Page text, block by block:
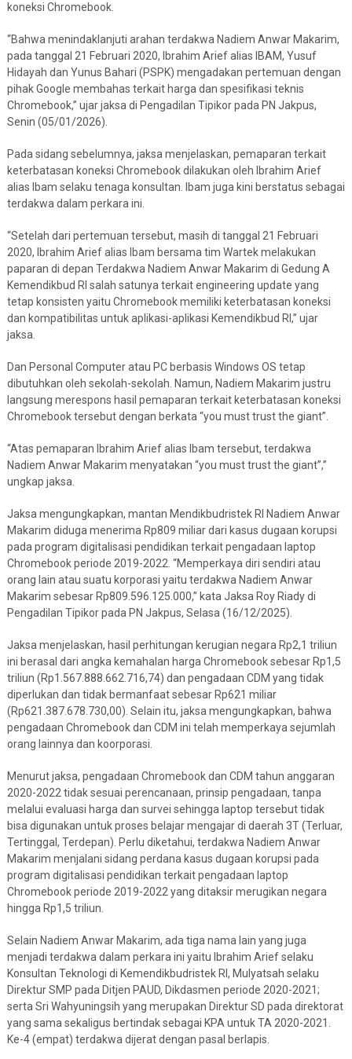
koneksi Chromebook.
“Bahwa menindaklanjuti arahan terdakwa Nadiem Anwar Makarim,
pada tanggal 21 Februari 2020, Ibrahim Arief alias IBAM, Yusuf
Hidayah dan Yunus Bahari (PSPK) mengadakan pertemuan dengan
pihak Google membahas terkait harga dan spesifikasi teknis
Chromebook,” ujar jaksa di Pengadilan Tipikor pada PN Jakpus,
Senin (05/01/2026).
Pada sidang sebelumnya, jaksa menjelaskan, pemaparan terkait
keterbatasan koneksi Chromebook dilakukan oleh Ibrahim Arief
alias Ibam selaku tenaga konsultan. Ibam juga kini berstatus sebagai
terdakwa dalam perkara ini.
“Setelah dari pertemuan tersebut, masih di tanggal 21 Februari
2020, Ibrahim Arief alias Ibam bersama tim Wartek melakukan
paparan di depan Terdakwa Nadiem Anwar Makarim di Gedung A
Kemendikbud RI salah satunya terkait engineering update yang
tetap konsisten yaitu Chromebook memiliki keterbatasan koneksi
dan kompatibilitas untuk aplikasi-aplikasi Kemendikbud RI,” ujar
jaksa.
Dan Personal Computer atau PC berbasis Windows OS tetap
dibutuhkan oleh sekolah-sekolah. Namun, Nadiem Makarim justru
langsung merespons hasil pemaparan terkait keterbatasan koneksi
Chromebook tersebut dengan berkata “you must trust the giant”.
“Atas pemaparan Ibrahim Arief alias Ibam tersebut, terdakwa
Nadiem Anwar Makarim menyatakan “you must trust the giant”,”
ungkap jaksa.
Jaksa mengungkapkan, mantan Mendikbudristek RI Nadiem Anwar
Makarim diduga menerima Rp809 miliar dari kasus dugaan korupsi
pada program digitalisasi pendidikan terkait pengadaan laptop
Chromebook periode 2019-2022. “Memperkaya diri sendiri atau
orang lain atau suatu korporasi yaitu terdakwa Nadiem Anwar
Makarim sebesar Rp809.596.125.000,” kata Jaksa Roy Riady di
Pengadilan Tipikor pada PN Jakpus, Selasa (16/12/2025).
Jaksa menjelaskan, hasil perhitungan kerugian negara Rp2,1 triliun
ini berasal dari angka kemahalan harga Chromebook sebesar Rp1,5
triliun (Rp1.567.888.662.716,74) dan pengadaan CDM yang tidak
diperlukan dan tidak bermanfaat sebesar Rp621 miliar
(Rp621.387.678.730,00). Selain itu, jaksa mengungkapkan, bahwa
pengadaan Chromebook dan CDM ini telah memperkaya sejumlah
orang lainnya dan koorporasi.
Menurut jaksa, pengadaan Chromebook dan CDM tahun anggaran
2020-2022 tidak sesuai perencanaan, prinsip pengadaan, tanpa
melalui evaluasi harga dan survei sehingga laptop tersebut tidak
bisa digunakan untuk proses belajar mengajar di daerah 3T (Terluar,
Tertinggal, Terdepan). Perlu diketahui, terdakwa Nadiem Anwar
Makarim menjalani sidang perdana kasus dugaan korupsi pada
program digitalisasi pendidikan terkait pengadaan laptop
Chromebook periode 2019-2022 yang ditaksir merugikan negara
hingga Rp1,5 triliun.
Selain Nadiem Anwar Makarim, ada tiga nama lain yang juga
menjadi terdakwa dalam perkara ini yaitu Ibrahim Arief selaku
Konsultan Teknologi di Kemendikbudristek RI, Mulyatsah selaku
Direktur SMP pada Ditjen PAUD, Dikdasmen periode 2020-2021;
serta Sri Wahyuningsih yang merupakan Direktur SD pada direktorat
yang sama sekaligus bertindak sebagai KPA untuk TA 2020-2021.
Ke-4 (empat) terdakwa dijerat dengan pasal berlapis.